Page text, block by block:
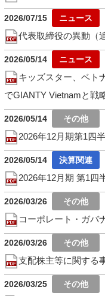
2026/07/15
代表取締役の異動（
2026/05/14
キッズスター、ベト
でGIANTY Vietnamと戦
2026/05/14
2026年12月期第1四
2026/05/14
2026年12月期 第1四
2026/03/26
コーポレート・ガバ
2026/03/26
支配株主等に関する
2026/03/25